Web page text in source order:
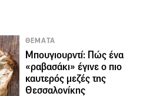
ΘΕΜΑΤΑ
Μπουγιουρντί: Πώς ένα
«ραβασάκι» έγινε ο πιο
καυτερός μεζές της
Θεσσαλονίκης